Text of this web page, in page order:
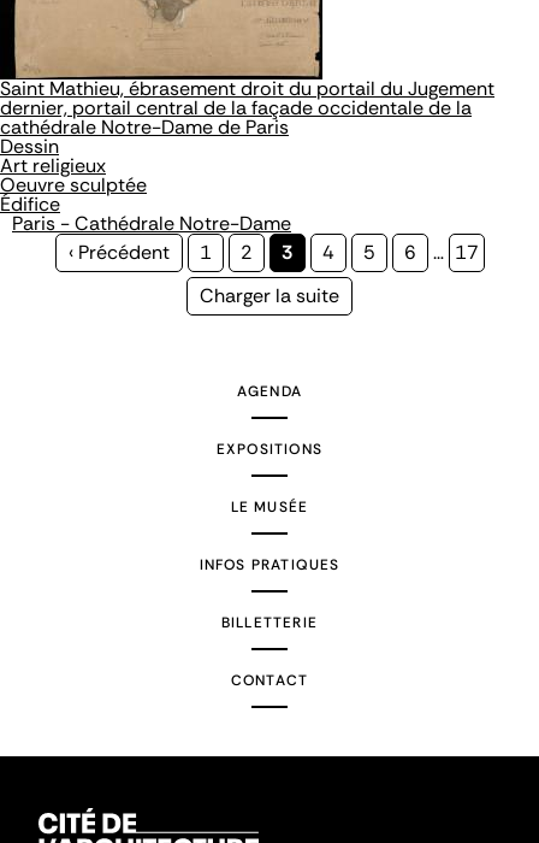
Saint Mathieu, ébrasement droit du portail du Jugement
dernier, portail central de la façade occidentale de la
cathédrale Notre-Dame de Paris
Dessin
Art religieux
Oeuvre sculptée
Édifice
Paris - Cathédrale Notre-Dame
Page
‹ Précédent Page
1 Page
2
Page
courante
3 Page
4 Page
5 Page
6 … Page
17
Page
Charger la suite
AGENDA
EXPOSITIONS
LE MUSÉE
INFOS PRATIQUES
BILLETTERIE
CONTACT